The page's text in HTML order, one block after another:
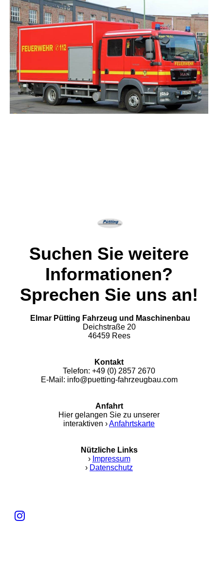
Suchen Sie weitere
Informationen?
Sprechen Sie uns an!
Elmar Pütting Fahrzeug und Maschinenbau
Deichstraße 20
46459 Rees
Kontakt
Telefon: +49 (0) 2857 2670
E-Mail: info@puetting-fahrzeugbau.com
Anfahrt
Hier gelangen Sie zu unserer
interaktiven ›Anfahrtskarte
Nützliche Links
› Impressum
› Datenschutz